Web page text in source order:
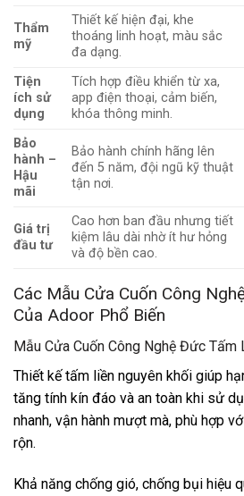
Thẩm
mỹ
Thiết kế hiện đại, khe
thoáng linh hoạt, màu sắc
đa dạng.
Tiện
ích sử
dụng
Tích hợp điều khiển từ xa,
app điện thoại, cảm biến,
khóa thông minh.
Bảo
hành –
Hậu
mãi
Bảo hành chính hãng lên
đến 5 năm, đội ngũ kỹ thuật
tận nơi.
Giá trị
đầu tư
Cao hơn ban đầu nhưng tiết
kiệm lâu dài nhờ ít hư hỏng
và độ bền cao.
Các Mẫu Cửa Cuốn Công
Của Adoor Phổ Biến
Mẫu Cửa Cuốn Công Nghệ Đức Tấm
Thiết kế tấm liền nguyên khối giúp
tăng tính kín đáo và an toàn khi sử
nhanh, vận hành mượt mà, phù hợp
rộn.
Khả năng chống gió, chống bụi hiệu